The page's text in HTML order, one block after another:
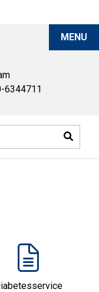
6344711
MENU